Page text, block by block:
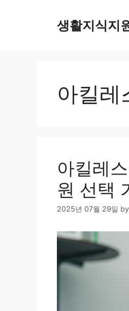
생활지식지
아킬레
아킬레
원 선택
2025년 07월 29일 by